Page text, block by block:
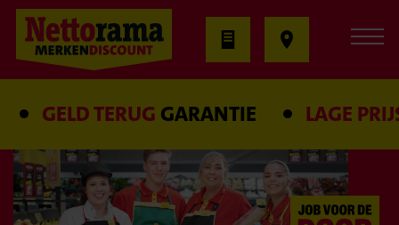
GELD TERUGGARANTIE LAGE PRIJS